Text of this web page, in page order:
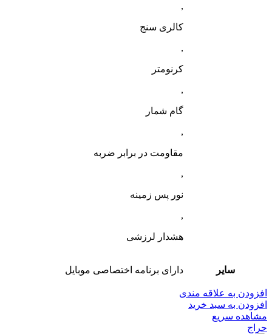
,
کالری سنج
,
کرنومتر
,
گام شمار
,
مقاومت در برابر ضربه
,
نور پس زمینه
,
هشدار لرزشی
سایر دارای برنامه اختصاصی موبایل
افزودن به علاقه مندی
افزودن به سبد خرید
مشاهده سریع
حراج